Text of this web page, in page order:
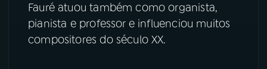
ACOMPANHE A RÁDIO MEC
Fauré atuou também como organista,
pianista e professor e influenciou muitos
compositores do século XX.